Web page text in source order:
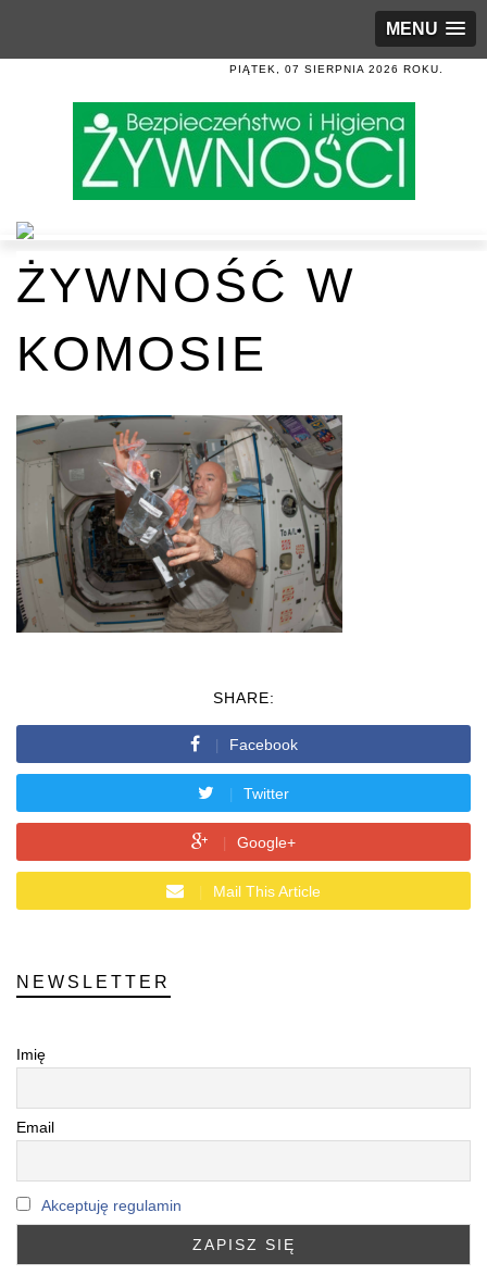
MENU
PIĄTEK, 07 SIERPNIA 2026 ROKU.
ŻYWNOŚĆ W
KOMOSIE
SHARE:
Facebook
Twitter
Google+
Mail This Article
NEWSLETTER
Imię
Email
Akceptuję regulamin